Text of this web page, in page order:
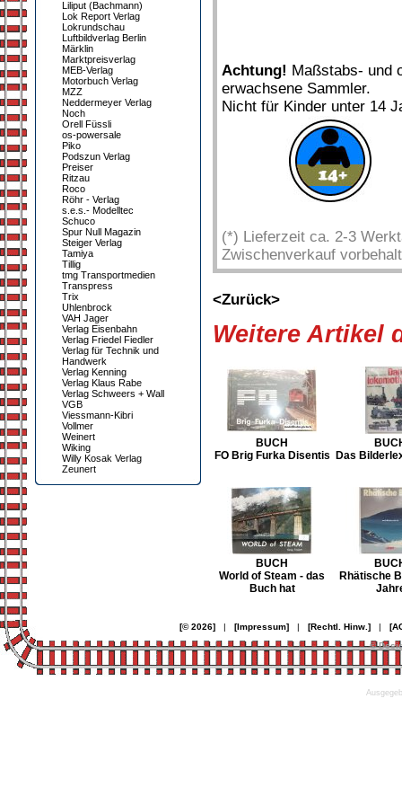
Liliput (Bachmann)
Lok Report Verlag
Lokrundschau
Luftbildverlag Berlin
Märklin
Marktpreisverlag
MEB-Verlag
Motorbuch Verlag
MZZ
Neddermeyer Verlag
Noch
Orell Füssli
os-powersale
Piko
Podszun Verlag
Preiser
Ritzau
Roco
Röhr - Verlag
s.e.s.- Modelltec
Schuco
Spur Null Magazin
Steiger Verlag
Tamiya
Tillig
tmg Transportmedien
Transpress
Trix
Uhlenbrock
VAH Jager
Verlag Eisenbahn
Verlag Friedel Fiedler
Verlag für Technik und
Handwerk
Verlag Kenning
Verlag Klaus Rabe
Verlag Schweers + Wall
VGB
Viessmann-Kibri
Vollmer
Weinert
Wiking
Willy Kosak Verlag
Zeunert
Achtung! Maßstabs- und
erwachsene Sammler.
Nicht für Kinder unter 14
(*) Lieferzeit ca. 2-3
Zwischenverkauf
<Zurück>
Weitere Artikel
BUCH
FO Brig Furka Disentis
Das
BUCH
World of Steam - das
Buch hat
Rhätische
[© 2026]| [Impressum]| [Rechtl. Hinw.]|
©